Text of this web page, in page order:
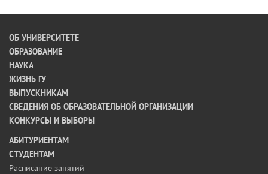
ОБ УНИВЕРСИТЕТЕ
ОБРАЗОВАНИЕ
НАУКА
ЖИЗНЬ ГУ
ВЫПУСКНИКАМ
СВЕДЕНИЯ ОБ ОБРАЗОВАТЕЛЬНОЙ ОРГАНИЗАЦИИ
КОНКУРСЫ И ВЫБОРЫ
АБИТУРИЕНТАМ
СТУДЕНТАМ
Расписание занятий